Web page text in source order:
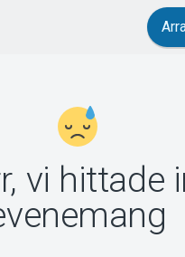
Support
vi hittade